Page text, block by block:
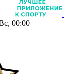
00:00